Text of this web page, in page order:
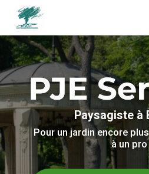
contenu
principal
Paysagiste à
Pour un jardin encore
à un pro